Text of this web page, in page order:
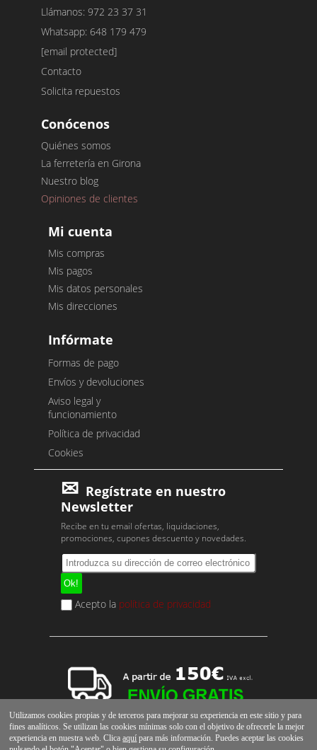
Llámanos: 972 23 37 31
Whatsapp: 648 179 479
[email protected]
Contacto
Solicita repuestos
Conócenos
Quiénes somos
La ferretería en Girona
Nuestro blog
Opiniones de clientes
Mi cuenta
Mis compras
Mis pagos
Mis datos personales
Mis direcciones
Infórmate
Formas de pago
Envíos y devoluciones
Aviso legal y
funcionamiento
Política de privacidad
Cookies
Regístrate en nuestro
Newsletter
Recibe en tu email ofertas, liquidaciones,
promociones, cupones descuento y novedades.
Acepto la política de privacidad
Utilizamos cookies propias y de terceros para mejorar su experiencia en este sitio y para
fines analíticos. Se utilizan las cookies mínimas solo con el objetivo de ofrecerle la mejor
experiencia en nuestra web. Clicaaquí para más información. Puedes aceptar las cookies